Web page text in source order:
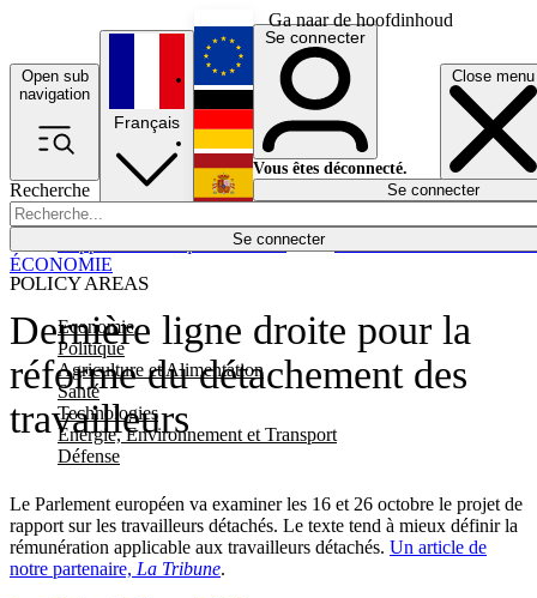
Ga naar de hoofdinhoud
Open sub
navigation
Close menu
Recherche
Se connecter
POLICY AREAS
Economie
Politique
Agriculture et Alimentation
Santé
Technologies
Energie, Environnement et Transport
Défense
Économie
Français
English
Deutsch
Español
Se connecter
Vous êtes déconnecté.
Se connecter
Dernière ligne droite pour la
réforme du détachement des
travailleurs
Le Parlement européen va examiner les 16 et 26 octobre le projet de
rapport sur les travailleurs détachés. Le texte tend à mieux définir la
rémunération applicable aux travailleurs détachés. Un article de
notre partenaire, La Tribune.
ÉCONOMIE